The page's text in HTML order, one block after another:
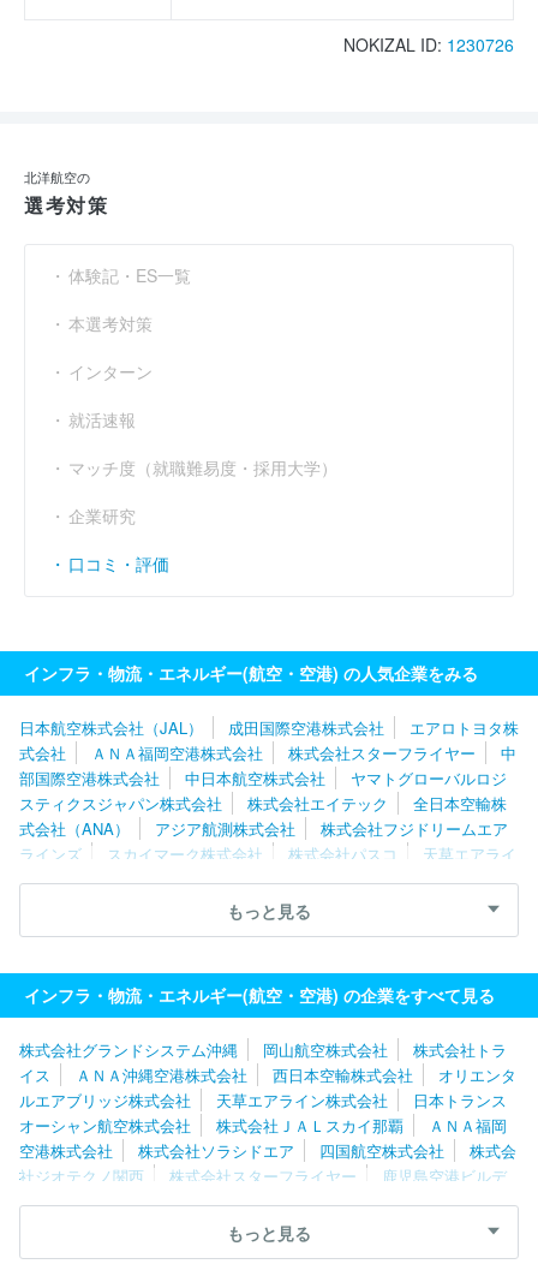
NOKIZAL ID: 1230726
北洋航空の
選考対策
体験記・ES一覧
本選考対策
インターン
就活速報
マッチ度（就職難易度・採用大学）
企業研究
口コミ・評価
インフラ・物流・エネルギー(航空・空港) の人気企業をみる
日本航空株式会社（JAL） 成田国際空港株式会社
エアロトヨタ株
式会社
ＡＮＡ福岡空港株式会社 株式会社スターフライヤー
中
部国際空港株式会社
中日本航空株式会社
ヤマトグローバルロジ
スティクスジャパン株式会社
株式会社エイテック
全日本空輸株
式会社（ANA）
アジア航測株式会社
株式会社フジドリームエア
ラインズ
スカイマーク株式会社 株式会社パスコ
天草エアライ
ン株式会社
株式会社北日本朝日航洋
株式会社四航コンサルタン
株式会社スカイラーク企画航測社
サン・ジオテック株式会社
ェットエイト株式会社
国際航業株式会社
株式会社ソラシドエア
株式会社スカイワールド
ＡＮＡ沖縄空港株式会社
西濃シェンカ
もっと見る
インフラ・物流・エネルギー(航空・空港) の企業をすべて見る
株式会社グランドシステム沖縄 岡山航空株式会社
株式会社トラ
イス
ＡＮＡ沖縄空港株式会社 西日本空輸株式会社
オリエンタ
ルエアブリッジ株式会社
天草エアライン株式会社
日本トランス
オーシャン航空株式会社
株式会社ＪＡＬスカイ那覇
ＡＮＡ福岡
空港株式会社
株式会社ソラシドエア 四国航空株式会社
株式会
社ジオテクノ関西
株式会社スターフライヤー
鹿児島空港ビルデ
ィング株式会社
日本エアコミューター株式会社
新関西国際空港
写測エンジニアリング株式会社
古屋空港ビルディング株式会社
もっと見る